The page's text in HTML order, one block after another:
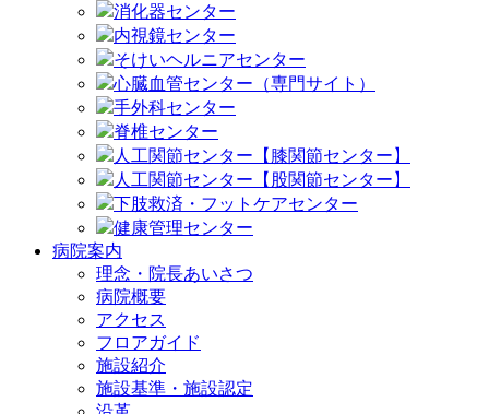
消化器センター
内視鏡センター
そけいヘルニアセンター
心臓血管センター（専門サイト）
手外科センター
脊椎センター
人工関節センター【膝関節センター】
人工関節センター【股関節センター】
下肢救済・フットケアセンター
健康管理センター
病院案内
理念・院長あいさつ
病院概要
アクセス
フロアガイド
施設紹介
施設基準・施設認定